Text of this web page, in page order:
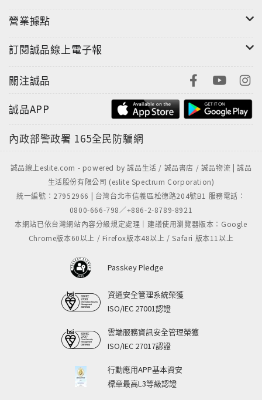
營業據點
訂閱誠品線上電子報
關注誠品
誠品APP
內政部警政署 165全民防騙網
誠品線上eslite.com - powered by 誠品生活 / 誠品書店 / 誠品物流 | 誠品
生活股份有限公司 (eslite Spectrum Corporation)
統一編號：27952966 | 台灣台北市信義區松德路204號B1 服務電話：
0800-666-798／+886-2-8789-8921
本網站已依台灣網站內容分級規定處理｜建議使用瀏覽器版本：Google
Chrome版本60以上 / Firefox版本48以上 / Safari 版本11以上
Passkey Pledge
資通安全管理系統榮獲
ISO/IEC 27001認證
雲端服務資訊安全管理榮獲
ISO/IEC 27017認證
行動應用APP基本資安
標章最高L3等級認證